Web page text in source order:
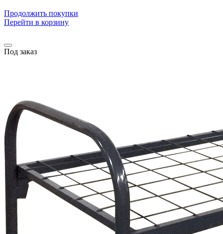
Продолжить покупки
Перейти в корзину
Под заказ